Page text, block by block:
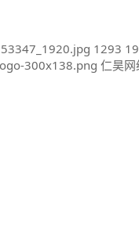
1293
300x138.png 仁昊网